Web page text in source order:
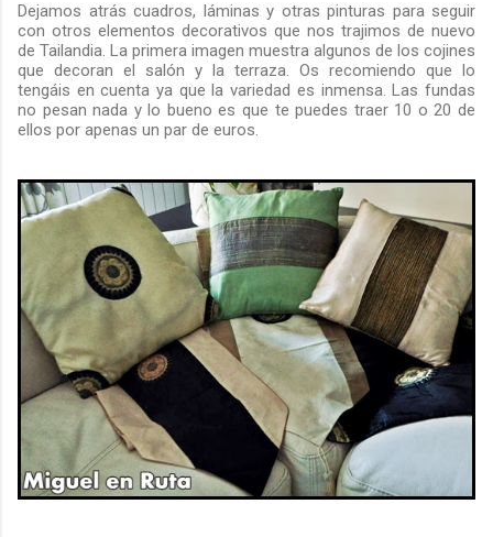
Dejamos atrás cuadros, láminas y otras pinturas para seguir
con otros elementos decorativos que nos trajimos de nuevo
de Tailandia. La primera imagen muestra algunos de los cojines
que decoran el salón y la terraza. Os recomiendo que lo
tengáis en cuenta ya que la variedad es inmensa. Las fundas
no pesan nada y lo bueno es que te puedes traer 10 o 20 de
ellos por apenas un par de euros.